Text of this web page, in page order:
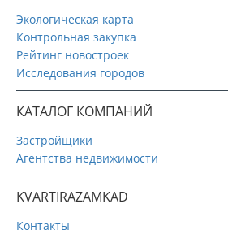
Экологическая карта
Контрольная закупка
Рейтинг новостроек
Исследования городов
КАТАЛОГ КОМПАНИЙ
Застройщики
Агентства недвижимости
KVARTIRAZAMKAD
Контакты